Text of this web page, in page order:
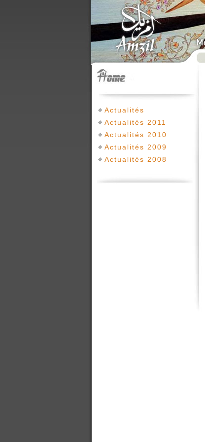
Actualités
Actualités 2011
Actualités 2010
Actualités 2009
Actualités 2008